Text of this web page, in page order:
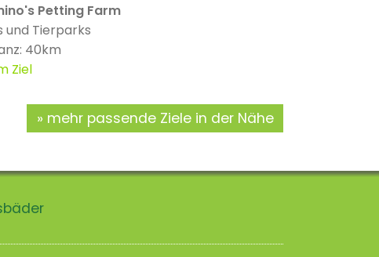
Petting Farm
und Tierparks
40km
Ziel
mehr passende Ziele in der Nähe